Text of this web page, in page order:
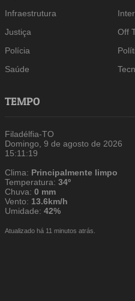
Infraestrutura
Justiça
Off
Polícia
Saúde
TEMPO
Filadélfia-TO
Domingo, 9 de agosto de 2026
15:11:19
Clima: Principalmente limpo
Temperatura:34º
Chuva:0 mm
Vento: 13.6km/h
Umidade:42%
Atualizado há 11 minutos atrás.